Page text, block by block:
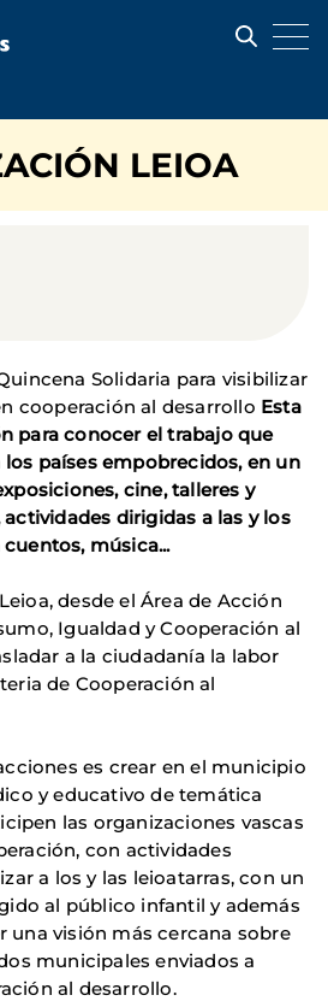
LEIOA
Solidaria para visibilizar
cooperación al desarrollo Esta
para conocer el trabajo que
los países empobrecidos, en un
cine, talleres y
dirigidas a las y los
música...
desde el Área de Acción
Igualdad y Cooperación al
a la ciudadanía la labor
de Cooperación al
es crear en el municipio
y educativo de temática
las organizaciones vascas
con actividades
a los y las leioatarras, con un
al público infantil y además
una visión más cercana sobre
municipales enviados a
al desarrollo.